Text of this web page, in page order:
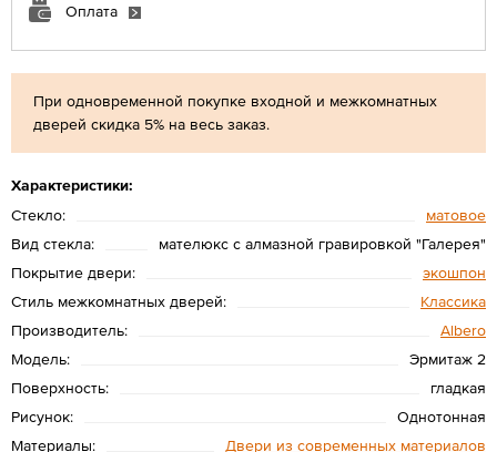
При одновременной покупке входной и межкомнатных
дверей скидка 5% на весь заказ.
Характеристики:
Стекло:
матовое
Вид стекла:
мателюкс с алмазной гравировкой "Галерея"
Покрытие двери:
экошпон
Стиль межкомнатных дверей:
Классика
Производитель:
Albero
Модель:
Эрмитаж 2
Поверхность:
гладкая
Рисунок:
Однотонная
Материалы:
Двери из современных материалов
Оплата